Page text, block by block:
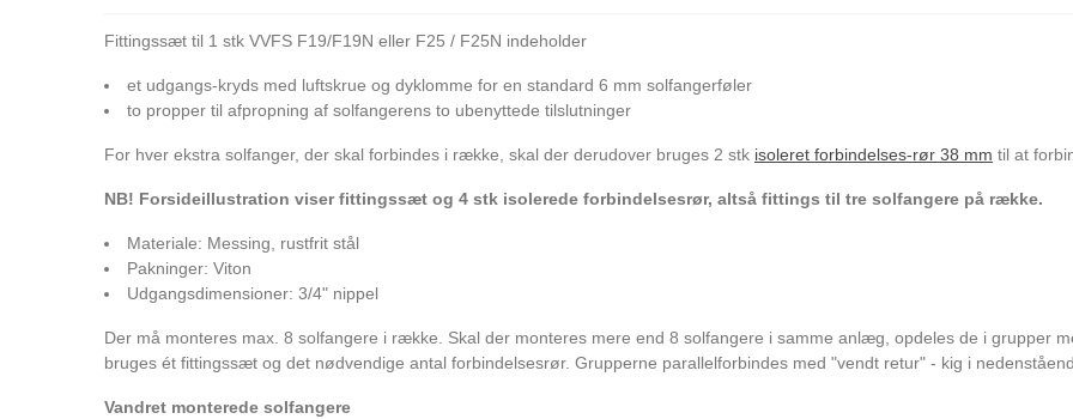
Fittingssæt til 1 stk VVFS F19/F19N eller F25 / F25N indeholder
et udgangs-kryds med luftskrue og dyklomme for en standard 6 mm solfangerføler
to propper til afpropning af solfangerens to ubenyttede tilslutninger
For hver ekstra solfanger, der skal forbindes i række, skal der derudover bruges 2 stk isoleret forbindelses-rør 38 mm til at
NB! Forsideillustration viser fittingssæt og 4 stk isolerede forbindelsesrør, altså fittings til tre solfangere på række.
Materiale: Messing, rustfrit stål
Pakninger: Viton
Udgangsdimensioner: 3/4" nippel
Der må monteres max. 8 solfangere i række. Skal der monteres mere end 8 solfangere i samme anlæg, opdeles de i grupper
bruges ét fittingssæt og det nødvendige antal forbindelsesrør. Grupperne parallelforbindes med "vendt retur" - kig i
Vandret monterede solfangere